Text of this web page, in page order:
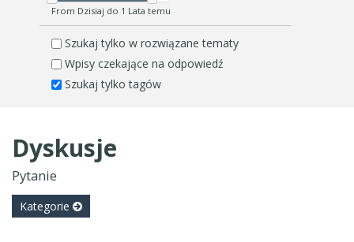
From Dzisiaj do 1 Lata temu
Szukaj tylko w rozwiązane tematy
Wpisy czekające na odpowiedź
Szukaj tylko tagów
Dyskusje
Pytanie
Kategorie